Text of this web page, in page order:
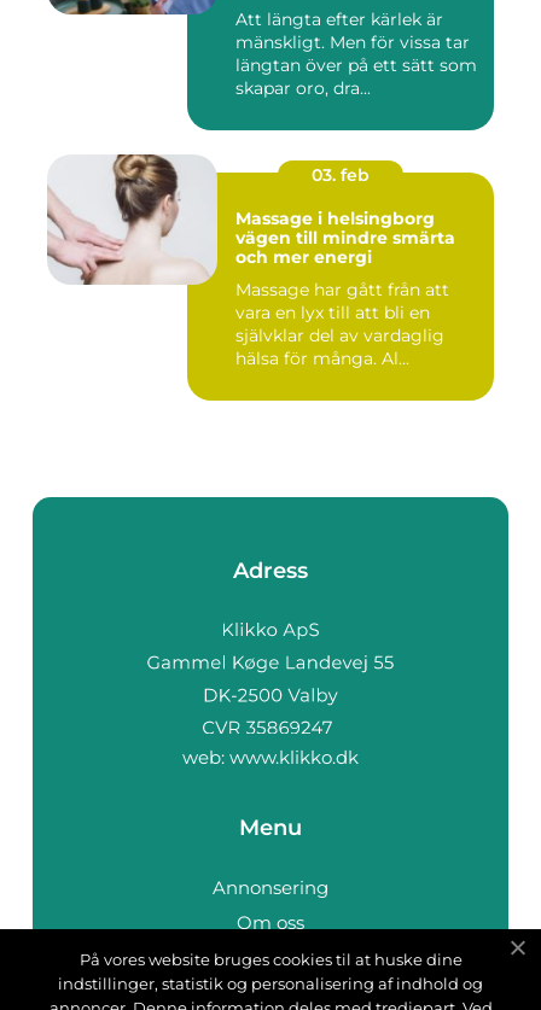
Att längta efter kärlek är
mänskligt. Men för vissa tar
längtan över på ett sätt som
skapar oro, dra...
03. feb
Massage i helsingborg
vägen till mindre smärta
och mer energi
Massage har gått från att
vara en lyx till att bli en
självklar del av vardaglig
hälsa för många. Al...
Adress
web: www.klikko.dk
Menu
Annonsering
Om oss
Cookies
Kontakta oss
På vores website bruges cookies til at huske dine
indstillinger, statistik og personalisering af indhold og